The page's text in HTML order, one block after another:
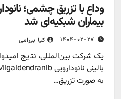
وداع با تزریق چشمی؛
بیماران شبکیه‌ای شد
۱۴۰۴-۰۲-۲۷ کیا بیرامی
یک شرکت بین‌المللی، نتایج
به صورت تزریق…